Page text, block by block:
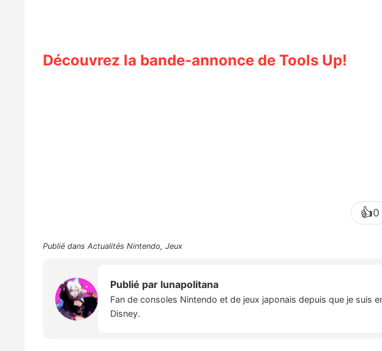
Découvrez la bande-annonce de Tools Up!
👍0
Publié dans Actualités Nintendo, Jeux
Publié par lunapolitana
Fan de consoles Nintendo et de jeux japonais depuis que je suis
Disney.